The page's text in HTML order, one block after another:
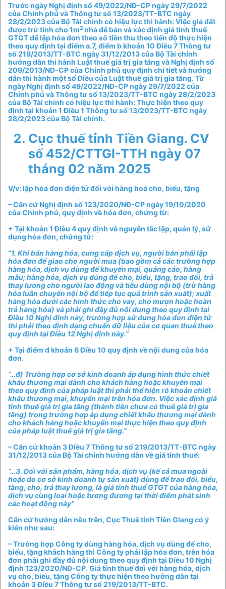
Trước ngày Nghị định số 49/2022/NĐ-CP ngày 29/7/2022
của Chính phủ và Thông tư số 13/2023/TT-BTC ngày
28/2/2023 của Bộ Tài chính có hiệu lực thi hành: Việc giá đất
được trừ tính cho 1m2 nhà để bán và xác định giá tính thuế
GTGT để lập hóa đơn theo số tiền thu theo tiến độ thực hiện
theo quy định tại điểm a.7, điểm b khoản 10 Điều 7 Thông tư
số 219/2013/TT-BTC ngày 31/12/2013 của Bộ Tài chính
hướng dẫn thi hành Luật thuế giá trị gia tăng và Nghị định số
209/2013/NĐ-CP của Chính phủ quy định chi tiết và hướng
dẫn thi hành một số Điều của Luật thuế giá trị gia tăng. Từ
ngày Nghị định số 49/2022/NĐ-CP ngày 29/7/2022 của
Chính phủ và Thông tư số 13/2023/TT-BTC ngày 28/2/2023
của Bộ Tài chính có hiệu lực thi hành: Thực hiện theo quy
định tại khoản 1 Điều 1 Thông tư số 13/2023/TT-BTC ngày
28/2/2023 của Bộ Tài chính.
Cục thuế tỉnh Tiền Giang. CV
số 452/CTTGI-TTH ngày 07
tháng 02 năm 2025
V/v: lập hóa đơn điện tử đối với hàng hoá cho, biếu, tặng
– Căn cứ Nghị định số 123/2020/NĐ-CP ngày 19/10/2020
của Chính phủ, quy định về hóa đơn, chứng từ:
+ Tại khoản 1 Điều 4 quy định về nguyên tắc lập, quản lý, sử
dụng hóa đơn, chứng từ:
“1. Khi bán hàng hóa, cung cấp dịch vụ, người bán phải lập
hóa đơn để giao cho người mua (bao gồm cả các trường hợp
hàng hóa, dịch vụ dùng để khuyến mại, quảng cáo, hàng
mẫu; hàng hóa, dịch vụ dùng để cho, biếu, tặng, trao đổi, trả
thay lương cho người lao động và tiêu dùng nội bộ (trừ hàng
hóa luân chuyển nội bộ để tiếp tục quá trình sản xuất); xuất
hàng hóa dưới các hình thức cho vay, cho mượn hoặc hoàn
trả hàng hóa) và phải ghi đầy đủ nội dung theo quy định tại
Điều 10 Nghị định này, trường hợp sử dụng hóa đơn điện tử
thì phải theo định dạng chuẩn dữ liệu của cơ quan thuế theo
quy định tại Điều 12 Nghị định này.”
+ Tại điểm đ khoản 6 Điều 10 quy định về nội dung của hóa
đơn.
“…đ) Trường hợp cơ sở kinh doanh áp dụng hình thức chiết
khấu thương mại dành cho khách hàng hoặc khuyến mại
theo quy định của pháp luật thì phải thể hiện rõ khoản chiết
khấu thương mại, khuyến mại trên hóa đơn. Việc xác định giá
tính thuế giá trị gia tăng (thành tiền chưa có thuếgiá trị gia
tăng) trong trường hợp áp dụng chiết khấu thương mại dành
cho khách hàng hoặc khuyến mại thực hiện theo quy định
của pháp luật thuế giá trị gia tăng.”
– Căn cứ khoản 3 Điều 7 Thông tư số 219/2013/TT-BTC ngày
31/12/2013 của Bộ Tài chính hướng dẫn về giá tính thuế:
“…3. Đối với sản phẩm, hàng hóa, dịch vụ (kể cả mua ngoài
hoặc do cơ sở kinh doanh tự sản xuất) dùng để trao đổi, biếu,
tặng, cho, trả thay lương, là giá tính thuế GTGT của hàng hóa,
dịch vụcùng loại hoặc tương đương tại thời điểm phát sinh
các hoạt động này”
Căn cứ hướng dẫn nêu trên, Cục Thuế tỉnh Tiền Giang có ý
kiến như sau:
– Trường hợp Công ty dùng hàng hóa, dịch vụ dùng để cho,
biếu, tặng khách hàng thì Công ty phải lập hóa đơn, trên hóa
đơn phải ghi đầy đủ nội dung theo quy định tại Điều 10 Nghị
định 123/2020/NĐ-CP. Giá tính thuế đối với hàng hóa, dịch
vụ cho, biếu, tặng Công ty thực hiện theo hướng dẫn tại
khoản 3 Điều 7 Thông tư số 219/2013/TT-BTC.